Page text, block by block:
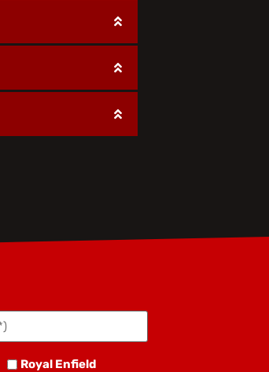
Royal
Royal Enfield